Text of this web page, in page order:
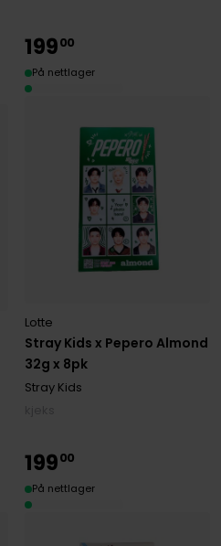
Stray Kids x Pepero Almond
32g x 8pk
Lotte
Stray Kids
19900
På nettlager
19900
På nettlager